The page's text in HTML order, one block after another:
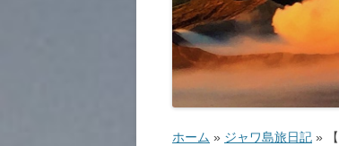
スパ・マッサージ
ゴルフ
ホーム » ジャワ島旅日記 »